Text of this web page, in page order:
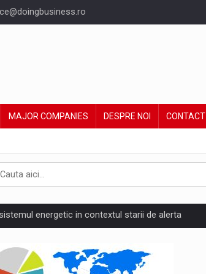
MAJOR COMPANIES DESPRE NOI CONTACT
energetic in contextul starii de alerta
About Bakuchiol's Evolution